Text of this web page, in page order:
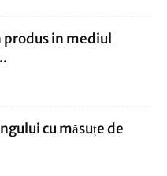
produs in mediul
cu măsuțe de